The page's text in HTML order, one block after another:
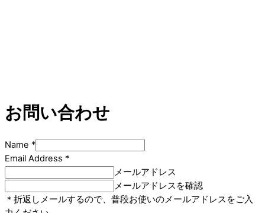
お問い合わせ
Name *
Email Address *
メールアドレス
メールアドレスを確認
＊折返しメールするので、普段お使いのメールアドレスをご入